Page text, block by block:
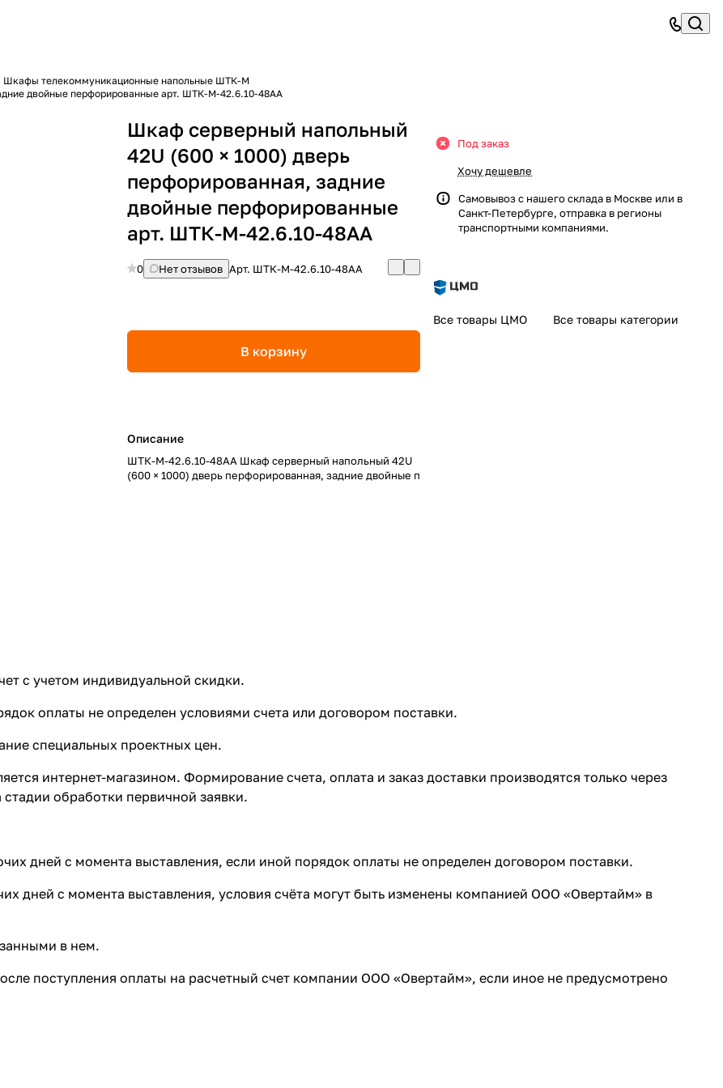
Шкафы телекоммуникационные напольные ШТК-М
Шкаф серверный напольный 42U (600 × 1000) дверь перфорированная, задние двойные перфорированные арт. ШТК-М-42.6.10-48АА
Шкаф серверный напольный
42U (600 × 1000) дверь
перфорированная, задние
двойные перфорированные
арт. ШТК-М-42.6.10-48АА
0 Нет отзывов Арт. ШТК-М-42.6.10-48АА
В корзину
Описание
ШТК-М-42.6.10-48АА Шкаф серверный напольный 42U
(600 × 1000) дверь перфорированная, задние двойные п
Под заказ
Хочу дешевле
Самовывоз с нашего склада в Москве или в
Санкт-Петербурге, отправка в регионы
транспортными компаниями.
Все товары ЦМО Все товары категории
с учетом индивидуальной скидки.
оплаты не определен условиями счета или договором поставки.
специальных проектных цен.
интернет-магазином. Формирование счета, оплата и заказ доставки производятся только через
обработки первичной заявки.
дней с момента выставления, если иной порядок оплаты не определен договором поставки.
дней с момента выставления, условия счёта могут быть изменены компанией ООО «Овертайм» в
в нем.
поступления оплаты на расчетный счет компании ООО «Овертайм», если иное не предусмотрено